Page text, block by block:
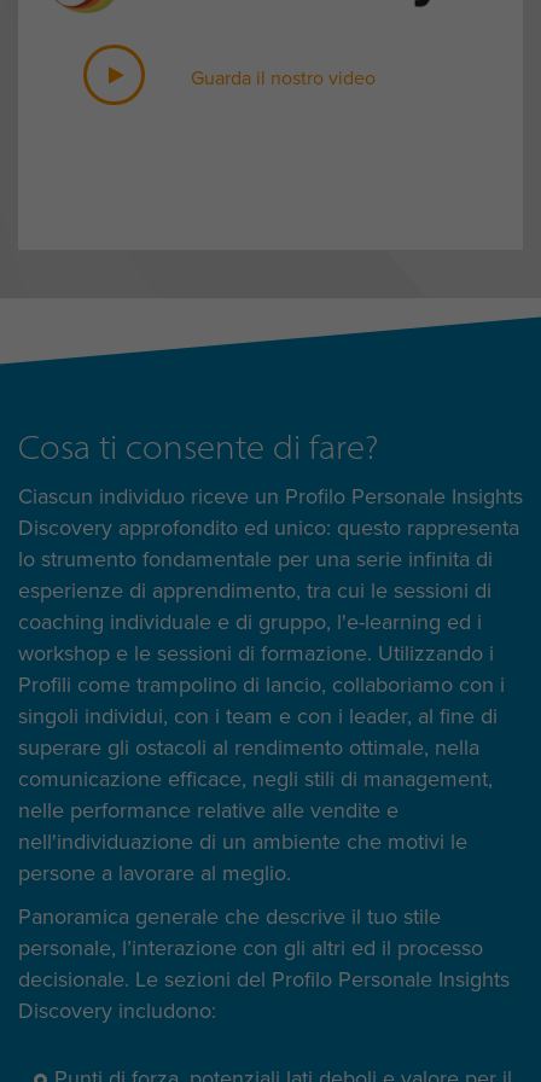
Guarda il nostro video
Cosa ti consente di fare?
Ciascun individuo riceve un Profilo Personale Insights
Discovery approfondito ed unico: questo rappresenta
lo strumento fondamentale per una serie infinita di
esperienze di apprendimento, tra cui le sessioni di
coaching individuale e di gruppo, l'e-learning ed i
workshop e le sessioni di formazione. Utilizzando i
Profili come trampolino di lancio, collaboriamo con i
singoli individui, con i team e con i leader, al fine di
superare gli ostacoli al rendimento ottimale, nella
comunicazione efficace, negli stili di management,
nelle performance relative alle vendite e
nell'individuazione di un ambiente che motivi le
persone a lavorare al meglio.
Panoramica generale che descrive il tuo stile
personale, l’interazione con gli altri ed il processo
decisionale. Le sezioni del Profilo Personale Insights
Discovery includono: